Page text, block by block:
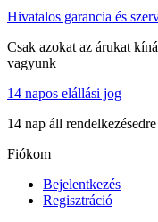
Hivatalos garancia és
Csak azokat az árukat
vagyunk
14 napos elállási jog
14 nap áll
Fiókom
Bejelentkezés
Regisztráció